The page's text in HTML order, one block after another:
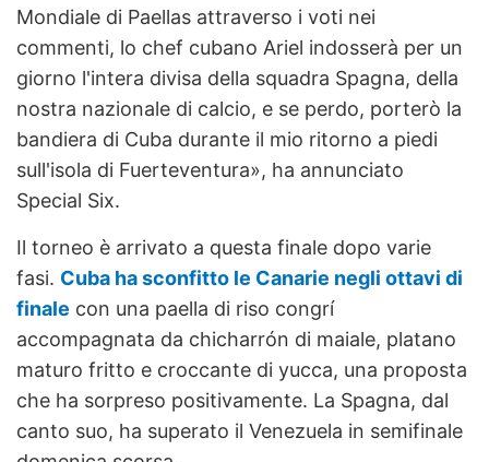
Mondiale di Paellas attraverso i voti nei
commenti, lo chef cubano Ariel indosserà per un
giorno l'intera divisa della squadra Spagna, della
nostra nazionale di calcio, e se perdo, porterò la
bandiera di Cuba durante il mio ritorno a piedi
sull'isola di Fuerteventura», ha annunciato
Special Six.
Il torneo è arrivato a questa finale dopo varie
fasi. Cuba ha sconfitto le Canarie negli ottavi di
finale con una paella di riso congrí
accompagnata da chicharrón di maiale, platano
maturo fritto e croccante di yucca, una proposta
che ha sorpreso positivamente. La Spagna, dal
canto suo, ha superato il Venezuela in semifinale